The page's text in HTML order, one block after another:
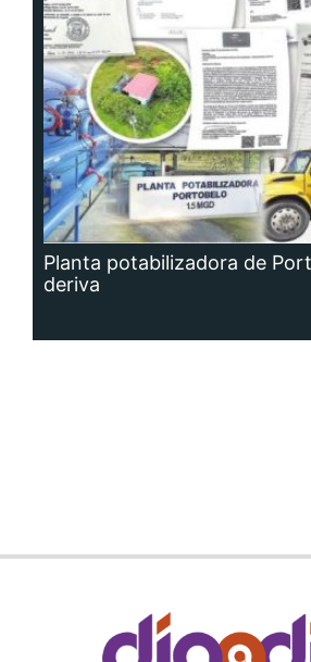
Planta potabilizadora de
deriva